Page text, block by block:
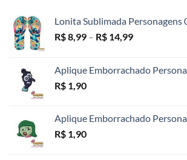
Lonita Sublimada Personagens
R$8,99 – R$ 14,99Faixa
R$ 8,99
Aplique Emborrachado
R$ 1,90
Aplique Emborrachado
R$ 1,90